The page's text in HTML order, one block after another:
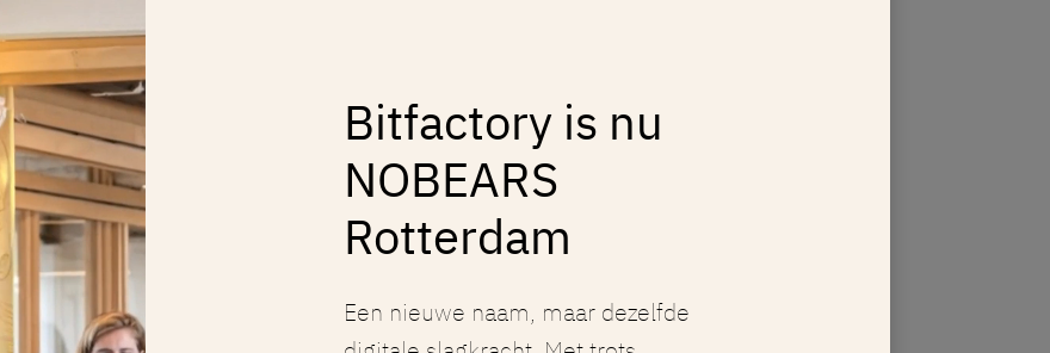
bewust van je verbale en
communicatie
is meer dan zenden. Je moet je ook bewust worden van je
Hoe kom jij verbaal over? En non-verbaal? En in
dat de boodschap die je wilt overbrengen? Voorbeeld:
gesloten houding aanneemt, durft iemand anders
vragen meer te stellen. Je hele lichaam laat namelijk
de ander zien dat jij geen zin hebt om vragen te
Zonde, want het zou je zomaar een hoop informatie kunnen
Bitfactory is nu
NOBEARS
Rotterdam
Een nieuwe naam, maar dezelfde